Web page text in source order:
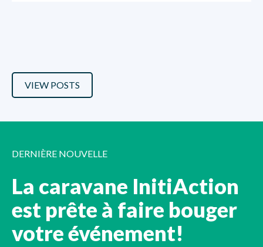
VIEW POSTS
DERNIÈRE NOUVELLE
La caravane InitiAction
est prête à faire bouger
votre événement!